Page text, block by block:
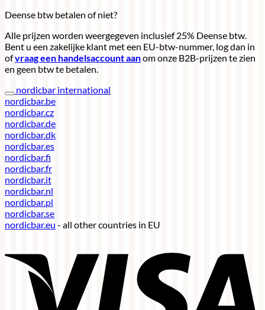
Deense btw betalen of niet?
Alle prijzen worden weergegeven inclusief 25% Deense btw.
Bent u een zakelijke klant met een EU-btw-nummer, log dan in
ofvraag een handelsaccount aanom onze B2B-prijzen te zien
en geen btw te betalen.
nordicbar international
nordicbar.be
nordicbar.cz
nordicbar.de
nordicbar.dk
nordicbar.es
nordicbar.fi
nordicbar.fr
nordicbar.it
nordicbar.nl
nordicbar.pl
nordicbar.se
nordicbar.eu - all other countries in EU